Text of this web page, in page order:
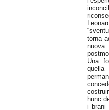
torna
Una
quella
hunc
i brani